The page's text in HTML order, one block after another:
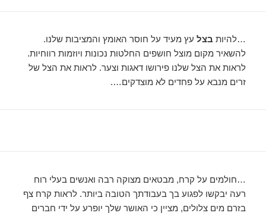
…להיות בצל עץ מעיד על חוסר האומץ והמציבות שלנו.
להשאיר מקום מוצל חושפים החלטות נכונות ויוזמות רווחיות.
לראות את הצל שלנו פירושו דאגות וצער. לראות את הצל של
זרים מנבא על פחדים לא מוצדקים….
…חולמים על קרח, מבטאים מצוקה רבה ואנשים בעלי רוח
רעה יבקשו לפגוע בך בעבודתך הטובה ביותר. לראות קרח צף
בזרם מים צלולים, מציין כי האושר שלך יופרע על ידי חברים